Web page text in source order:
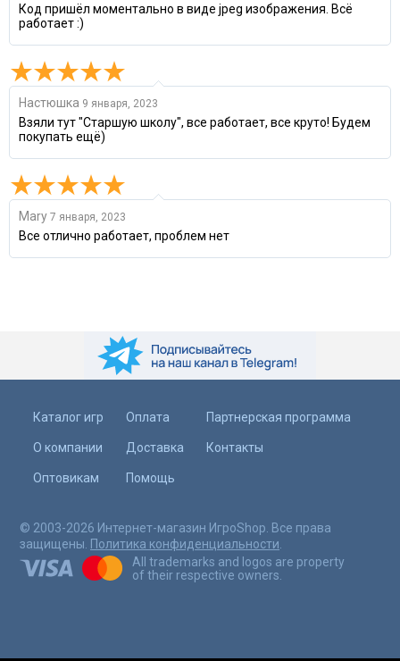
Код пришёл моментально в виде jpeg изображения. Всё
работает :)
Настюшка 9 января, 2023
Взяли тут "Старшую школу", все работает, все круто! Будем
покупать ещё)
Mary 7 января, 2023
Все отлично работает, проблем нет
Каталог игр
О компании
Оптовикам
Оплата
Доставка
Помощь
Партнерская программа
Контакты
© 2003-2026 Интернет-магазин ИгроShop. Все права
защищены. Политика конфиденциальности
All trademarks and logos are property
of their respective owners.